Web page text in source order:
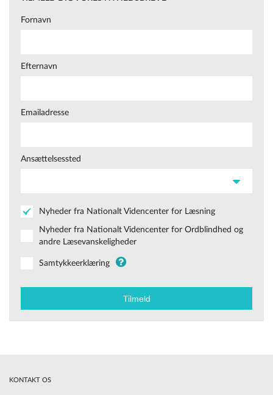
Fornavn
Efternavn
Emailadresse
Ansættelsessted
Nyheder fra Nationalt Videncenter for Læsning
Nyheder fra Nationalt Videncenter for Ordblindhed og
andre Læsevanskeligheder
Samtykkeerklæring
KONTAKT OS